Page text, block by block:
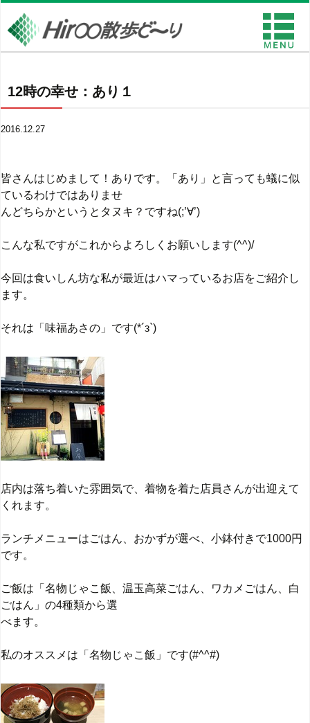
12時の幸せ：あり１
2016.12.27
皆さんはじめまして！ありです。「あり」と言っても蟻に似
ているわけではありませ
んどちらかというとタヌキ？ですね(;’∀’)
こんな私ですがこれからよろしくお願いします(^^)/
今回は食いしん坊な私が最近はハマっているお店をご紹介し
ます。
それは「味福あさの」です(*´з`)
店内は落ち着いた雰囲気で、着物を着た店員さんが出迎えて
くれます。
ランチメニューはごはん、おかずが選べ、小鉢付きで1000円
です。
ご飯は「名物じゃこ飯、温玉高菜ごはん、ワカメごはん、白
ごはん」の4種類から選
べます。
私のオススメは「名物じゃこ飯」です(#^^#)